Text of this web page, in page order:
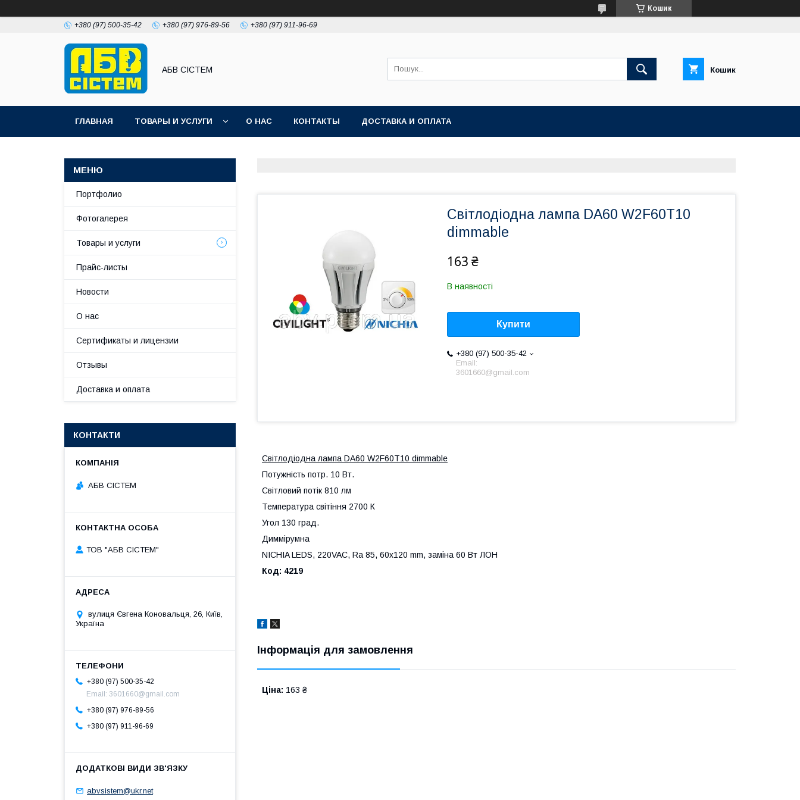
Кошик
+380 (97) 500-35-42 +380 (97) 976-89-56 +380 (97) 911-96-69
АБВ СІСТЕМ Кошик
ГЛАВНАЯ ТОВАРЫ И УСЛУГИ О НАС КОНТАКТЫ ДОСТАВКА И ОПЛАТА
Світлодіодна лампа DA60 W2F60T10
dimmable
163 ₴
В наявності
Купити
+380 (97) 500-35-42
Email:
3601660@gmail.com
Світлодіодна лампа DA60 W2F60T10 dimmable
Потужність потр. 10 Вт.
Світловий потік 810 лм
Температура світіння 2700 К
Угол 130 град.
Диммірумна
NICHIA LEDS, 220VAC, Ra 85, 60x120 mm, заміна 60 Вт ЛОН
Код: 4219
Інформація для замовлення
Ціна: 163 ₴
Портфолио
Фотогалерея
Товары и услуги
Прайс-листы
Новости
О нас
Сертификаты и лицензии
Отзывы
Доставка и оплата
КОНТАКТИ
АБВ СІСТЕМ
ТОВ "АБВ СІСТЕМ"
вулиця Євгена Коновальця, 26, Київ,
Україна
+380 (97) 500-35-42
Email: 3601660@gmail.com
+380 (97) 976-89-56
+380 (97) 911-96-69
abvsistem@ukr.net